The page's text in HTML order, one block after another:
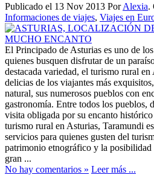
Publicado el 13 Nov 2013 PorAlexia.
Informaciones de viajes, Viajes en
El Principado de Asturias es uno de
quienes busquen disfrutar de un
destacada variedad, el turismo rural
delicias de los viajantes más
natural, sus numerosos pueblos con
gastronomía. Entre todos los pueblos,
visita obligada por su encanto
turismo rural en Asturias, Taramundi
servicios para quienes gusten del
patrimonio etnográfico y la posibilidad
gran ...
No hay comentarios » Leer más ...